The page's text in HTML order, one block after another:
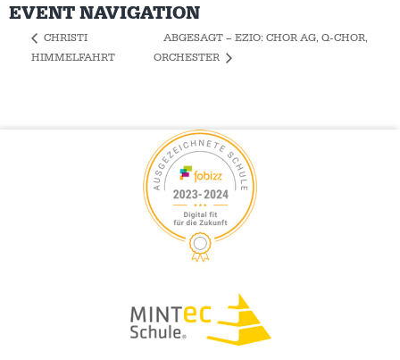
EVENT NAVIGATION
CHRISTI
HIMMELFAHRT
ABGESAGT – EZIO: CHOR AG, Q-CHOR,
ORCHESTER